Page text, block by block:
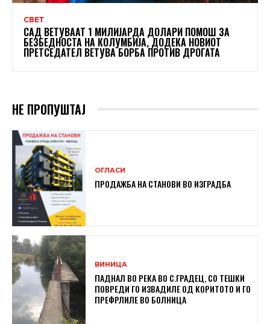
СВЕТ
САД ВЕТУВААТ 1 МИЛИЈАРДА ДОЛАРИ ПОМОШ ЗА
БЕЗБЕДНОСТА НА КОЛУМБИЈА, ДОДЕКА НОВИОТ
ПРЕТСЕДАТЕЛ ВЕТУВА БОРБА ПРОТИВ ДРОГАТА
НЕ ПРОПУШТАЈ
ОГЛАСИ
ПРОДАЖБА НА СТАНОВИ ВО ИЗГРАДБА
ВИНИЦА
ПАДНАЛ ВО РЕКА ВО С.ГРАДЕЦ, СО ТЕШКИ
ПОВРЕДИ ГО ИЗВАДИЛЕ ОД КОРИТОТО И ГО
ПРЕФРЛИЛЕ ВО БОЛНИЦА